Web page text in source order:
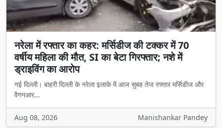
नरेला में रफ्तार का कहर: मर्सिडीज की टक्कर में 70
वर्षीय महिला की मौत, SI का बेटा गिरफ्तार; नशे में
ड्राइविंग का आरोप
नई दिल्ली। बाहरी दिल्ली के नरेला इलाके में आज सुबह तेज रफ्तार मर्सिडीज और
वैगनआर...
Aug 08, 2026 Manishankar Pandey